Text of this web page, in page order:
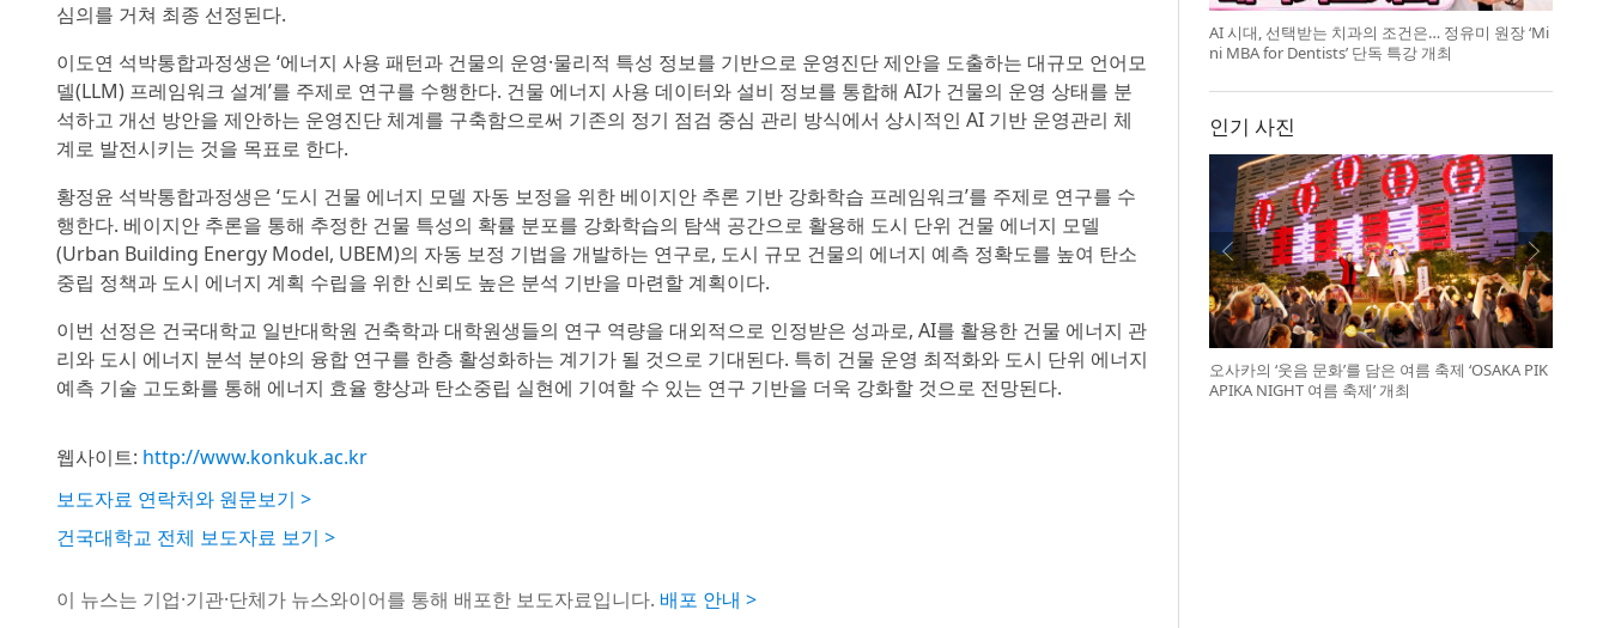
심의를 거쳐 최종 선정된다.
이도연 석박통합과정생은 ‘에너지 사용 패턴과 건물의 운영·물리적 특성 정보를 기반으로 운영진단 제안을 도출하는 대규모 언어모
델(LLM) 프레임워크 설계’를 주제로 연구를 수행한다. 건물 에너지 사용 데이터와 설비 정보를 통합해 AI가 건물의 운영 상태를 분
석하고 개선 방안을 제안하는 운영진단 체계를 구축함으로써 기존의 정기 점검 중심 관리 방식에서 상시적인 AI 기반 운영관리 체
계로 발전시키는 것을 목표로 한다.
황정윤 석박통합과정생은 ‘도시 건물 에너지 모델 자동 보정을 위한 베이지안 추론 기반 강화학습 프레임워크’를 주제로 연구를 수
행한다. 베이지안 추론을 통해 추정한 건물 특성의 확률 분포를 강화학습의 탐색 공간으로 활용해 도시 단위 건물 에너지 모델
(Urban Building Energy Model, UBEM)의 자동 보정 기법을 개발하는 연구로, 도시 규모 건물의 에너지 예측 정확도를 높여 탄소
중립 정책과 도시 에너지 계획 수립을 위한 신뢰도 높은 분석 기반을 마련할 계획이다.
이번 선정은 건국대학교 일반대학원 건축학과 대학원생들의 연구 역량을 대외적으로 인정받은 성과로, AI를 활용한 건물 에너지 관
리와 도시 에너지 분석 분야의 융합 연구를 한층 활성화하는 계기가 될 것으로 기대된다. 특히 건물 운영 최적화와 도시 단위 에너지
예측 기술 고도화를 통해 에너지 효율 향상과 탄소중립 실현에 기여할 수 있는 연구 기반을 더욱 강화할 것으로 전망된다.
웹사이트: http://www.konkuk.ac.kr
보도자료 연락처와 원문보기 >
건국대학교 전체 보도자료 보기 >
이 뉴스는 기업·기관·단체가 뉴스와이어를 통해 배포한 보도자료입니다. 배포 안내 >
AI 시대, 선택받는 치과의 조건은… 정유미 원장 ‘Mi
ni MBA for Dentists’ 단독 특강 개최
인기 사진
오사카의 ‘웃음 문화’를 담은 여름 축제 ‘OSAKA PIK
APIKA NIGHT 여름 축제’ 개최